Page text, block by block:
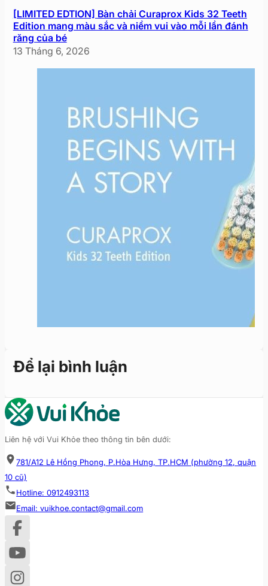
[LIMITED EDTION] Bàn chải Curaprox Kids 32 Teeth
Edition mang màu sắc và niềm vui vào mỗi lần đánh
răng của bé
13 Tháng 6, 2026
Để lại bình luận
Liên hệ với Vui Khỏe theo thông tin bên dưới:
781/A12 Lê Hồng Phong, P.Hòa Hưng, TP.HCM (phường 12, quận
10 cũ)
Hotline: 0912493113
Email: vuikhoe.contact@gmail.com